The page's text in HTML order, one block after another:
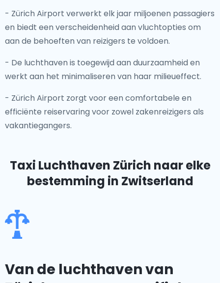
- Zürich Airport verwerkt elk jaar miljoenen passagiers
en biedt een verscheidenheid aan vluchtopties om
aan de behoeften van reizigers te voldoen.
- De luchthaven is toegewijd aan duurzaamheid en
werkt aan het minimaliseren van haar milieueffect.
- Zürich Airport zorgt voor een comfortabele en
efficiënte reiservaring voor zowel zakenreizigers als
vakantiegangers.
Taxi Luchthaven Zürich naar elke
bestemming in Zwitserland
Van de luchthaven van